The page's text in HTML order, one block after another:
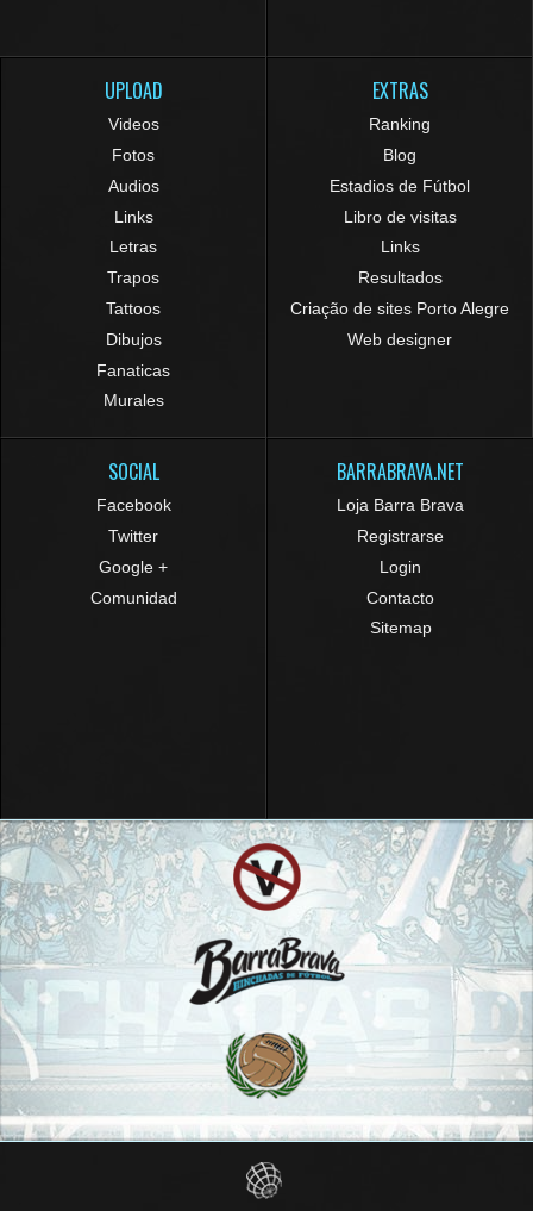
UPLOAD
Videos
Fotos
Audios
Links
Letras
Trapos
Tattoos
Dibujos
Fanaticas
Murales
EXTRAS
Ranking
Blog
Estadios de Fútbol
Libro de visitas
Links
Resultados
Criação de sites Porto Alegre
Web designer
SOCIAL
Facebook
Twitter
Google +
Comunidad
BARRABRAVA.NET
Loja Barra Brava
Registrarse
Login
Contacto
Sitemap